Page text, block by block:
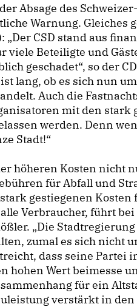
Absage des
Warnung. Gleiches
„Der CSD stand aus
viele Beteiligte und
geschadet“, so der
lang, ob es sich nun
Auch die
mit den stark
werden. Denn
Stadt!“
höheren Kosten nicht
für Abfall und
gestiegenen
Verbraucher, führt
„Die
zumal es sich nicht
dass seine Partei
hohen Wert beimesse
für ein
verstärkt in